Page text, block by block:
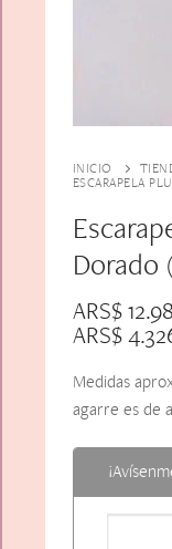
INICIO
ESCARAPELA
Dorado
ARS$
ARS$
Medidas
agarre es de